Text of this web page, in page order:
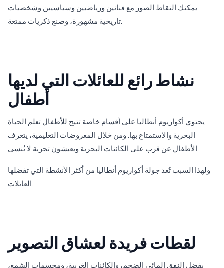
يمكنك التقاط الصور مع فنانين ورياضيين وسياسيين وشخصيات
تاريخية مشهورة، وصنع ذكريات ممتعة.
نشاط رائع للعائلات التي لديها
أطفال
يحتوي أكواريوم أنطاليا على أقسام خاصة تتيح للأطفال تعلم الحياة
البحرية والاستمتاع بها. ومن خلال المعروضات التعليمية، يتعرف
الأطفال عن قرب على الكائنات البحرية ويعيشون تجربة لا تُنسى.
ولهذا السبب تُعد جولة أكواريوم أنطاليا من أكثر الأنشطة التي تفضلها
العائلات.
لقطات فريدة لعشاق التصوير
بفضل النفق المائي الضخم، والكائنات الغريبة، ومجسمات الشمع،